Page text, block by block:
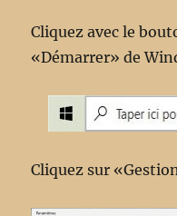
Cliquez avec le
«Démarrer» de
Cliquez sur